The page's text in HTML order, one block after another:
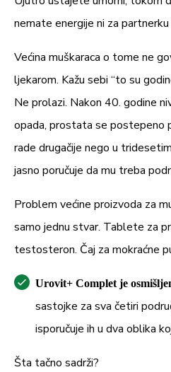
Piper nigrum
95% piperina)
Preporučena dnevna doza
Sastojci
Ekstrakt smoleBoswellia
serrata
– od toga bosvelijskih
Šilajit
Ekstrakt sjemenki
Ekstrakt američke
– od toga polifenoli
Ekstrakt listova obične
nemate energije ni za partnerku
Većina muškaraca o tome ne
ljekarom. Kažu sebi “to su
Ne prolazi. Nakon 40. godine
opada, prostata se postepeno
rade drugačije nego u
jasno poručuje da mu treba
Problem većine proizvoda za
samo jednu stvar. Tablete za
testosteron. Čaj za mokraćne
Urovit+ Complet je
sastojke za sva četiri
isporučuje ih u dva oblika
Šta tačno sadrži?